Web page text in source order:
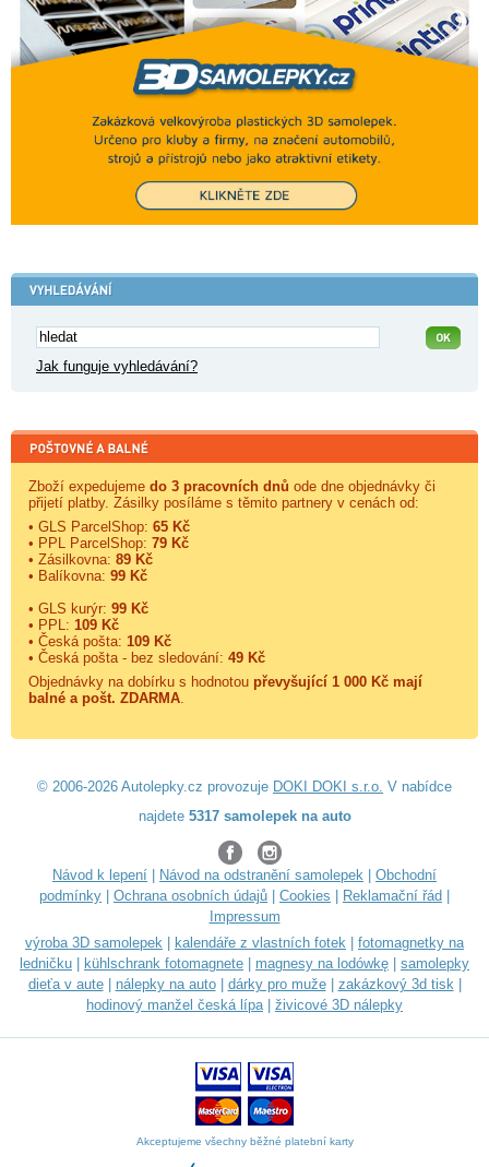
Jak funguje vyhledávání?
Zboží expedujeme do 3 pracovních dnů ode dne objednávky či
přijetí platby. Zásilky posíláme s těmito partnery v cenách od:
• GLS ParcelShop: 65 Kč
• PPL ParcelShop: 79 Kč
• Zásilkovna: 89 Kč
• Balíkovna: 99 Kč
• GLS kurýr: 99 Kč
• PPL: 109 Kč
• Česká pošta: 109 Kč
• Česká pošta - bez sledování: 49 Kč
Objednávky na dobírku s hodnotou převyšující 1 000 Kč mají
balné a pošt. ZDARMA
© 2006-2026 Autolepky.cz provozuje DOKI DOKI s.r.o. V nabídce
najdete 5317 samolepek na auto
Návod k lepení Návod na odstranění samolepek
Obchodní
podmínky
Ochrana osobních údajů Cookies Reklamační řád
Impressum
výroba 3D samolepek
kalendáře z vlastních fotek
fotomagnetky na
ledničku
kühlschrank fotomagnete magnesy na lodówkę
samolepky
dieťa v aute| nálepky na auto| dárky pro muže| zakázkový 3d tisk|
hodinový manžel česká lípa| živicové 3D nálepky
Akceptujeme všechny běžné platební karty